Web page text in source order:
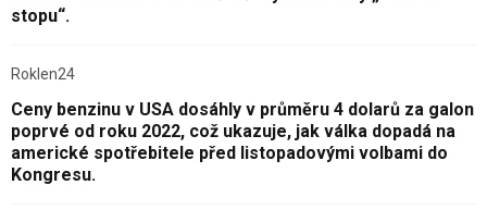
stopu“.
Roklen24
Ceny benzinu v USA dosáhly v průměru 4 dolarů za galon
poprvé od roku 2022, což ukazuje, jak válka dopadá na
americké spotřebitele před listopadovými volbami do
Kongresu.